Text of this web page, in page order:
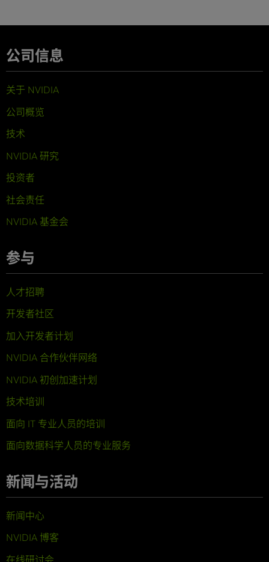
公司信息
关于 NVIDIA
公司概览
技术
NVIDIA 研究
投资者
社会责任
NVIDIA 基金会
参与
人才招聘
开发者社区
加入开发者计划
NVIDIA 合作伙伴网络
NVIDIA 初创加速计划
技术培训
面向 IT 专业人员的培训
面向数据科学人员的专业服务
新闻与活动
新闻中心
NVIDIA 博客
在线研讨会